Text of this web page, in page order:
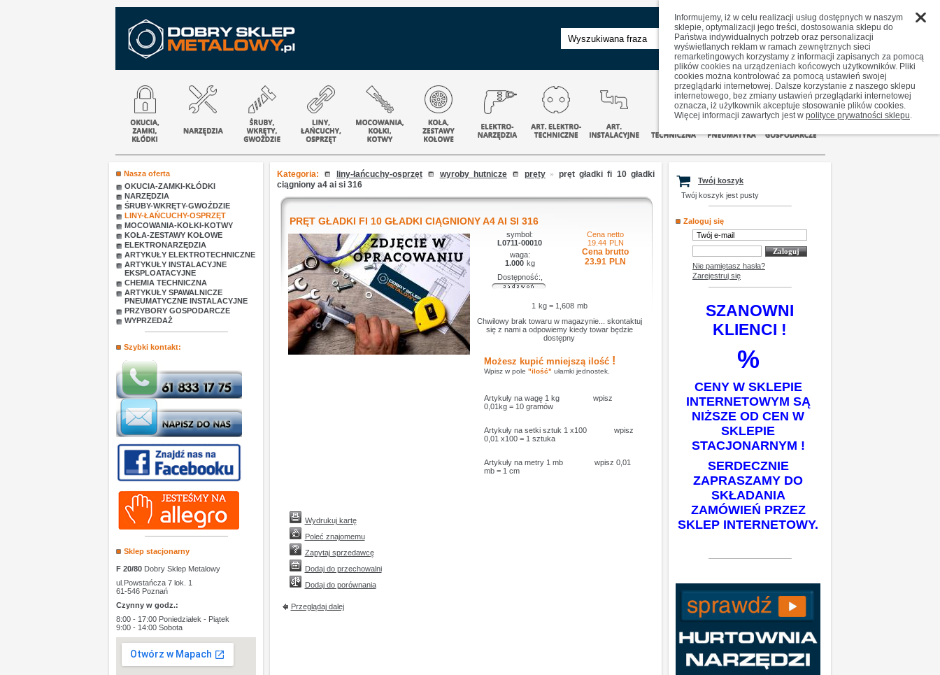
zaawansowane
Nasza oferta
OKUCIA-ZAMKI-KŁÓDKI
NARZĘDZIA
ŚRUBY-WKRĘTY-GWOŹDZIE
LINY-ŁAŃCUCHY-OSPRZĘT
MOCOWANIA-KOŁKI-KOTWY
KOŁA-ZESTAWY KOŁOWE
ELEKTRONARZĘDZIA
ARTYKUŁY ELEKTROTECHNICZNE
ARTYKUŁY INSTALACYJNE
EKSPLOATACYJNE
CHEMIA TECHNICZNA
ARTYKUŁY SPAWALNICZE
PNEUMATYCZNE INSTALACYJNE
PRZYBORY GOSPODARCZE
WYPRZEDAŻ
Szybki kontakt:
Sklep stacjonarny
F 20/80 Dobry Sklep Metalowy
ul.Powstańcza 7 lok. 1
61-546 Poznań
Czynny w godz.:
8:00 - 17:00 Poniedziałek - Piątek
9:00 - 14:00 Sobota
Kategoria: liny-łańcuchy-osprzęt wyroby hutnicze pręty » pręt gładki fi 10 gładki
ciągniony a4 ai si 316
PRĘT GŁADKI FI 10 GŁADKI CIĄGNIONY A4 AI SI 316
symbol:
L0711-00010
waga:
1.000 kg
Dostępność:,
Cena netto
19.44 PLN
Cena brutto
23.91 PLN
1 kg= 1,608 mb
Chwilowy brak towaru w magazynie... skontaktuj
się z nami a odpowiemy kiedy towar będzie
dostępny
Możesz kupić mniejszą ilość !
Wpisz w pole "ilość" ułamki jednostek.
Artykuły na wagę 1 kg wpisz
0,01kg = 10 gramów
Artykuły na setki sztuk 1 x100 wpisz
0,01 x100 = 1 sztuka
Artykuły na metry 1 mb wpisz 0,01
mb = 1 cm
Wydrukuj kartę
Poleć znajomemu
Zapytaj sprzedawcę
Dodaj do przechowalni
Dodaj do porównania
Przeglądaj dalej
Twój koszyk
Twój koszyk jest pusty
Zaloguj się
Nie pamiętasz hasła?
Zarejestruj się
SZANOWNI
KLIENCI !
%
CENY W SKLEPIE
INTERNETOWYM SĄ
NIŻSZE OD CEN W
SKLEPIE
STACJONARNYM !
SERDECZNIE
ZAPRASZAMY DO
SKŁADANIA
ZAMÓWIEŃ PRZEZ
SKLEP INTERNETOWY.
Informujemy, iż w celu realizacji usług dostępnych w naszym
sklepie, optymalizacji jego treści, dostosowania sklepu do
Państwa indywidualnych potrzeb oraz personalizacji
wyświetlanych reklam w ramach zewnętrznych sieci
remarketingowych korzystamy z informacji zapisanych za pomocą
plików cookies na urządzeniach końcowych użytkowników. Pliki
cookies można kontrolować za pomocą ustawień swojej
przeglądarki internetowej. Dalsze korzystanie z naszego sklepu
internetowego, bez zmiany ustawień przeglądarki internetowej
oznacza, iż użytkownik akceptuje stosowanie plików cookies.
Więcej informacji zawartych jest w polityce prywatności sklepu.